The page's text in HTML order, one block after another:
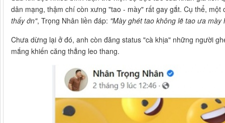
dân mạng, thậm chí còn xưng "tao - mày" rất gay gắt. Cụ thể,
thấy ớn", Trọng Nhân liền đáp: "Mày ghét tao không lẽ tao ưa mày
Chưa dừng lại ở đó, anh còn đăng status "cà khịa" những người
mắng khiến căng thẳng leo thang.